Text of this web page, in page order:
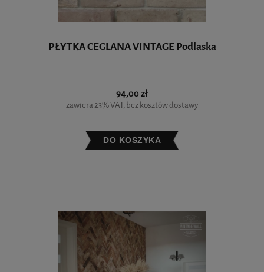
PŁYTKA CEGLANA VINTAGE Podlaska
94,00 zł
zawiera 23% VAT, bez kosztów dostawy
DO KOSZYKA